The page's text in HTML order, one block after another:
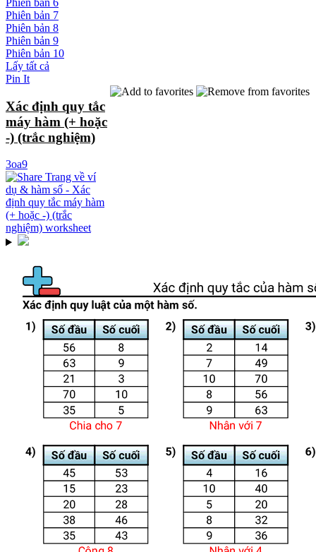
Phiên bản 6
Phiên bản 7
Phiên bản 8
Phiên bản 9
Phiên bản 10
Lấy tất cả
Pin It
Xác định quy tắc
máy hàm (+ hoặc
-) (trắc nghiệm)
3oa9